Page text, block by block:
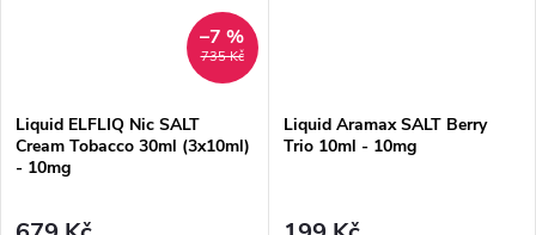
735 Kč
–7 %
Liquid ELFLIQ Nic SALT
Cream Tobacco 30ml (3x10ml)
- 10mg
Liquid Aramax SALT Berry
Trio 10ml - 10mg